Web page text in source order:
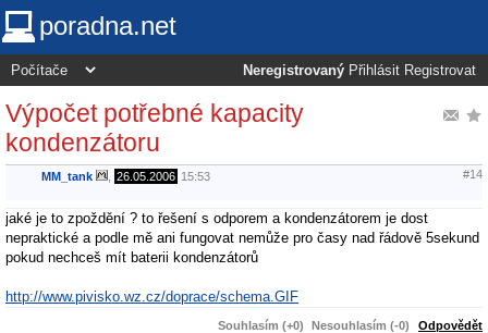
poradna.net
Neregistrovaný Přihlásit Registrovat
Výpočet potřebné kapacity
kondenzátoru
MM_tank 26.05.2006 15:53 #14
jaké je to zpoždění ? to řešení s odporem a kondenzátorem je dost
nepraktické a podle mě ani fungovat nemůže pro časy nad řádově 5sekund
pokud nechceš mít baterii kondenzátorů
http://www.pivisko.wz.cz/doprace/schema.GIF
Souhlasím (+0) Nesouhlasím (-0) Odpovědět